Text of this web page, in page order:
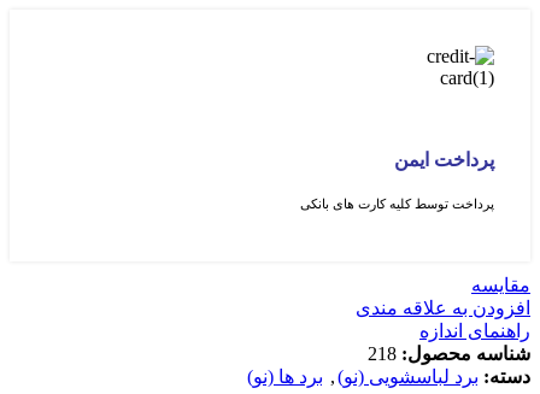
پرداخت ایمن
پرداخت توسط کلیه کارت های بانکی
مقايسه
افزودن به علاقه مندی
راهنمای اندازه
شناسه محصول: 218
دسته: برد لباسشویی (نو), برد ها (نو)